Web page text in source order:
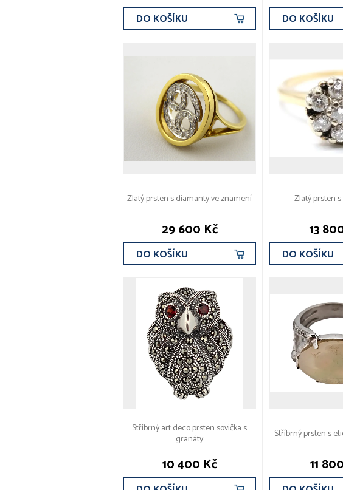
DO KOŠÍKU DO KOŠÍKU
Zlatý prsten s diamanty ve znamení
29 600 Kč
DO KOŠÍKU
Zlatý prsten
13
DO KOŠÍKU
Stříbrný art deco prsten sovička s
granáty
10 400 Kč
Stříbrný prsten s
11